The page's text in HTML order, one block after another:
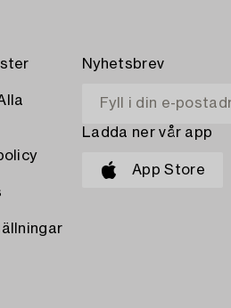
Nyhetsbrev
Ladda ner vår app
App Store